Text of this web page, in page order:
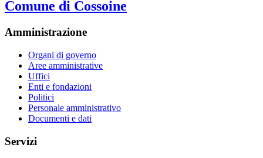
Comune di Cossoine
Amministrazione
Organi di governo
Aree amministrative
Uffici
Enti e fondazioni
Politici
Personale amministrativo
Documenti e dati
Servizi